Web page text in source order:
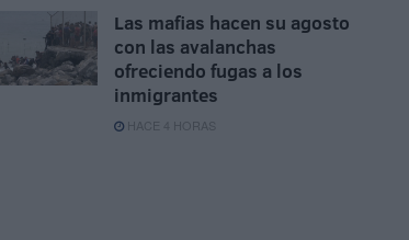
Las mafias hacen su agosto
con las avalanchas
ofreciendo fugas a los
inmigrantes
HACE 4 HORAS